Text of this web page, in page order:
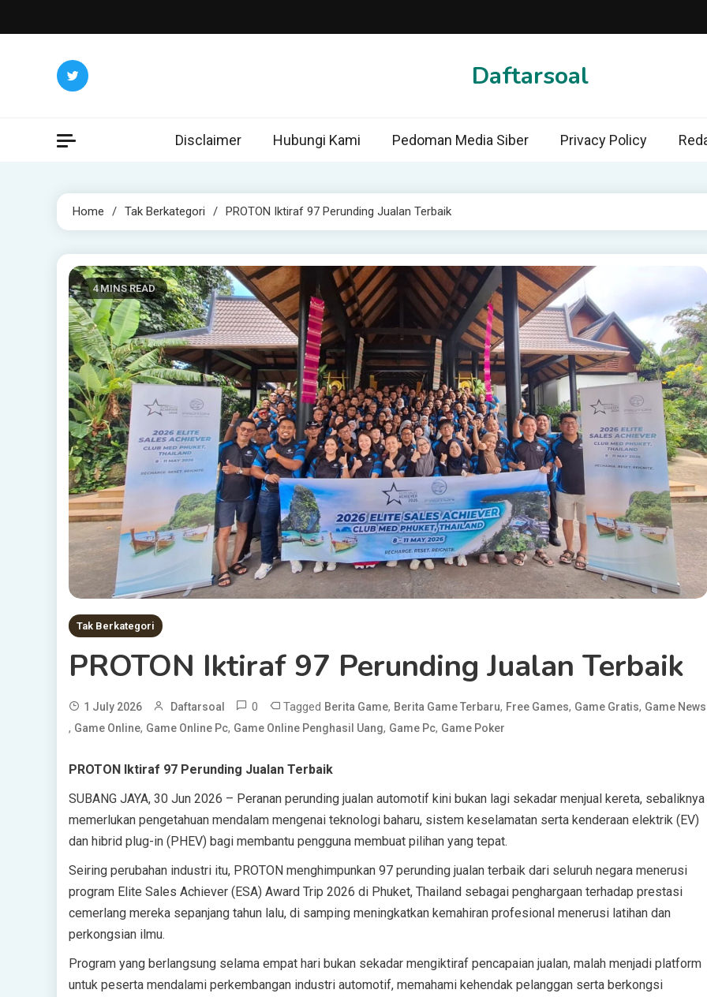
to
Daftarsoal
Disclaimer Hubungi Kami Pedoman Media Siber Privacy Policy
Home Tak Berkategori PROTON Iktiraf 97 Perunding Jualan Terbaik
4 MINS READ
Tak Berkategori
PROTON Iktiraf 97 Perunding Jualan Terbaik
1 July 2026 Daftarsoal 0 Tagged Berita Game, Berita Game Terbaru, Free Games, Game Gratis, Game News
, Game Online, Game Online Pc, Game Online Penghasil Uang, Game Pc, Game Poker
PROTON Iktiraf 97 Perunding Jualan Terbaik
SUBANG JAYA, 30 Jun 2026 – Peranan perunding jualan automotif kini bukan lagi sekadar menjual kereta, sebaliknya
memerlukan pengetahuan mendalam mengenai teknologi baharu, sistem keselamatan serta kenderaan elektrik (EV)
dan hibrid plug-in (PHEV) bagi membantu pengguna membuat pilihan yang tepat.
Seiring perubahan industri itu, PROTON menghimpunkan 97 perunding jualan terbaik dari seluruh negara menerusi
program Elite Sales Achiever (ESA) Award Trip 2026 di Phuket, Thailand sebagai penghargaan terhadap prestasi
cemerlang mereka sepanjang tahun lalu, di samping meningkatkan kemahiran profesional menerusi latihan dan
perkongsian ilmu.
Program yang berlangsung selama empat hari bukan sekadar mengiktiraf pencapaian jualan, malah menjadi platform
untuk peserta mendalami perkembangan industri automotif, memahami kehendak pelanggan serta berkongsi